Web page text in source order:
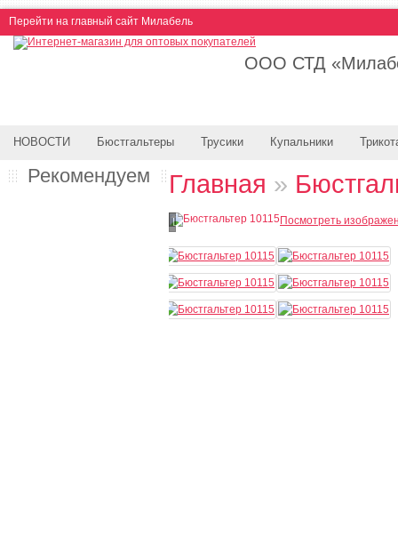
Перейти на главный сайт Милабель
ООО СТД
НОВОСТИ Бюстгальтеры Трусики Купальники
Рекомендуем Главная »
Loading... Посмотреть